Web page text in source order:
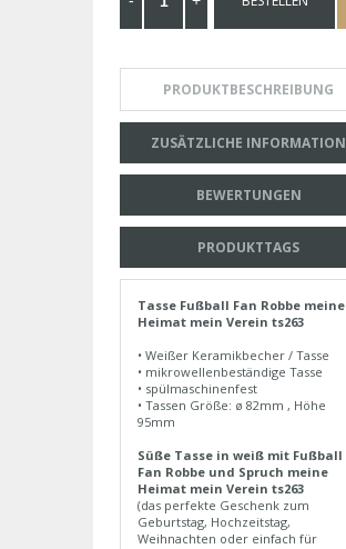
PRODUKTBESCHREIBUNG
ZUSÄTZLICHE INFORMATION
BEWERTUNGEN
PRODUKTTAGS
Tasse Fußball Fan Robbe meine
Heimat mein Verein ts263
• Weißer Keramikbecher / Tasse
• mikrowellenbeständige Tasse
• spülmaschinenfest
• Tassen Größe: ø 82mm , Höhe
95mm
Süße Tasse in weiß mit Fußball
Fan Robbe und Spruch meine
Heimat mein Verein ts263
(das perfekte Geschenk zum
Geburtstag, Hochzeitstag,
Weihnachten oder einfach für